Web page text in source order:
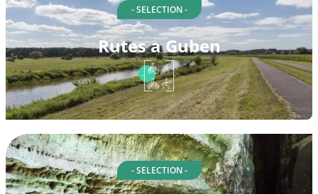
- SELECTION -
Rutes a Guben
- SELECTION -